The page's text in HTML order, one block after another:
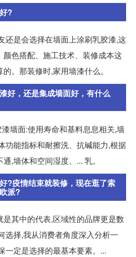
?
还是会选择在墙面上涂刷乳胶漆,这
颜色搭配、施工技术、装修成本这
。那装修时,家用墙漆什么。
好，还是集成墙面好，有什么
墙面:使用寿命和基料息息相关,墙
功能指标和耐擦洗、抗碱能力,根据
,墙体和空间湿度、... 乳。
?疫情结束就装修，现在逛了索
派?
其中的代表,区域性的品牌更是数
选择,我从消费者角度深入分析一
一定是选择的最基本要素。...